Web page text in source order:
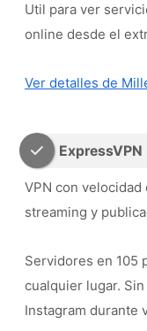
Util para ver
online desde el
Ver detalles de
VPN con velocidad
streaming y
Servidores en 105
cualquier lugar.
Instagram durante